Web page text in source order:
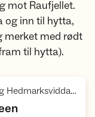
mot Raufjellet.
og inn til hytta,
merket med rødt
til hytta).
Hedmarken og Hedmarksvidda, Rondane villreinområde 1
,